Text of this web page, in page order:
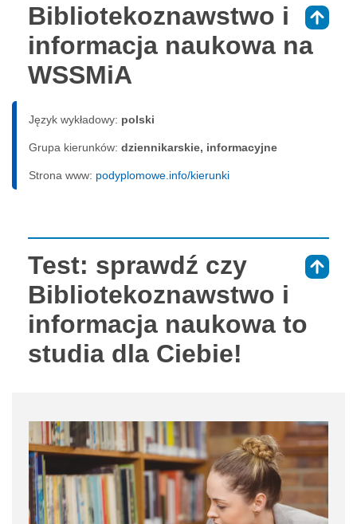
Bibliotekoznawstwo i
informacja naukowa na
WSSMiA
Język wykładowy: polski
Grupa kierunków: dziennikarskie, informacyjne
Strona www: podyplomowe.info/kierunki
Test: sprawdź czy
Bibliotekoznawstwo i
informacja naukowa to
studia dla Ciebie!